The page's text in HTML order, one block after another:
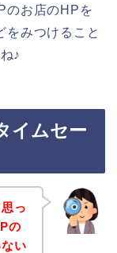
のお店のHPを
をみつけること
♪
イムセー
っ
の
い